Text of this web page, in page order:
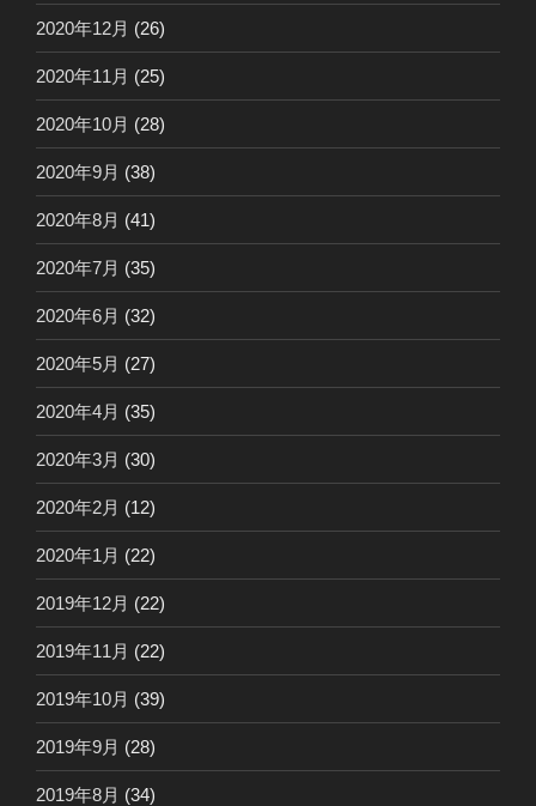
2020年12月 (26)
2020年11月 (25)
2020年10月 (28)
2020年9月 (38)
2020年8月 (41)
2020年7月 (35)
2020年6月 (32)
2020年5月 (27)
2020年4月 (35)
2020年3月 (30)
2020年2月 (12)
2020年1月 (22)
2019年12月 (22)
2019年11月 (22)
2019年10月 (39)
2019年9月 (28)
2019年8月 (34)